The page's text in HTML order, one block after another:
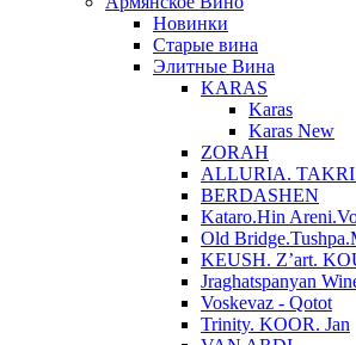
Новинки
Старые вина
Элитные Вина
KARAS
Karas
Karas New
ZORAH
ALLURIA.
BERDASHEN
Kataro.Hin
Old
KEUSH. Z’art.
Jraghatspanyan
Voskevaz - Qotot
Trinity. KOOR. Jan